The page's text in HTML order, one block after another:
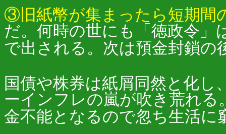
③旧紙幣が集まったら短期間
だ。何時の世にも「徳政令」
で出される。次は預金封鎖の
国債や株券は紙屑同然と化
ーインフレの嵐が吹き荒れる
金不能となるので忽ち生活に